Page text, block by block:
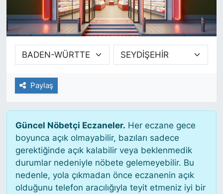
Paylaş
Güncel Nöbetçi Eczaneler. Her eczane gece
boyunca açık olmayabilir, bazıları sadece
gerektiğinde açık kalabilir veya beklenmedik
durumlar nedeniyle nöbete gelemeyebilir. Bu
nedenle, yola çıkmadan önce eczanenin açık
olduğunu telefon aracılığıyla teyit etmeniz iyi bir
SİYASET
SAĞLIK